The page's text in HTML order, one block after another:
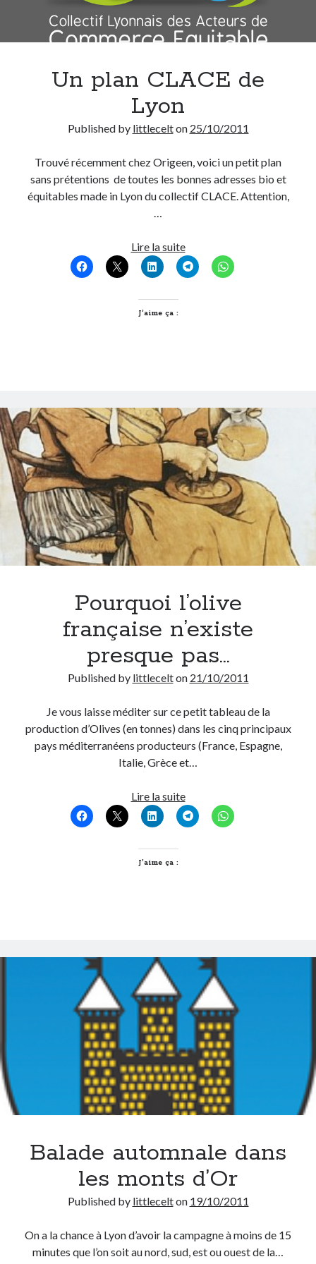
Un plan CLACE de
Lyon
Published by littlecelton 25/10/2011
Trouvé récemment chez Origeen, voici un petit plan
sans prétentions de toutes les bonnes adresses bio et
équitables made in Lyon du collectif CLACE. Attention,
…
Lire la suiteUn
plan
CLACE
J’aime ça :
Pourquoi l’olive
française n’existe
presque pas…
Published by littlecelton 21/10/2011
Je vous laisse méditer sur ce petit tableau de la
production d’Olives (en tonnes) dans les cinq principaux
pays méditerranéens producteurs (France, Espagne,
Italie, Grèce et…
Lire la suitePourquoi
l’olive
française
J’aime ça :
Balade automnale dans
les monts d’Or
Published by littlecelton 19/10/2011
On a la chance à Lyon d’avoir la campagne à moins de 15
minutes que l’on soit au nord, sud, est ou ouest de la…